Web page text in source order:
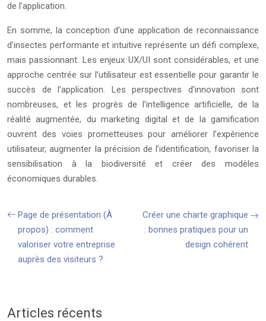
de l’application.
En somme, la conception d’une application de reconnaissance
d’insectes performante et intuitive représente un défi complexe,
mais passionnant. Les enjeux UX/UI sont considérables, et une
approche centrée sur l’utilisateur est essentielle pour garantir le
succès de l’application. Les perspectives d’innovation sont
nombreuses, et les progrès de l’intelligence artificielle, de la
réalité augmentée, du marketing digital et de la gamification
ouvrent des voies prometteuses pour améliorer l’expérience
utilisateur, augmenter la précision de l’identification, favoriser la
sensibilisation à la biodiversité et créer des modèles
économiques durables.
Page de présentation (À
propos) : comment
valoriser votre entreprise
auprès des visiteurs ?
Créer une charte graphique
: bonnes pratiques pour un
design cohérent
Articles récents